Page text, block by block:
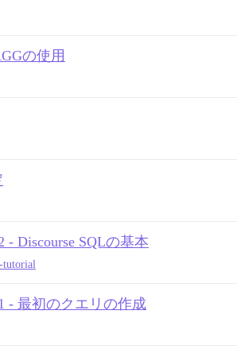
の使用
Discourse SQLの基本
tutorial
- 最初のクエリの作成